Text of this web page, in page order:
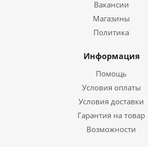
Вакансии
Магазины
Политика
Информация
Помощь
Условия оплаты
Условия доставки
Гарантия на товар
Возможности